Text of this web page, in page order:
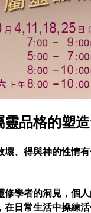
品格的塑
、得與神的性情
學者的洞見，個
在日常生活中操練